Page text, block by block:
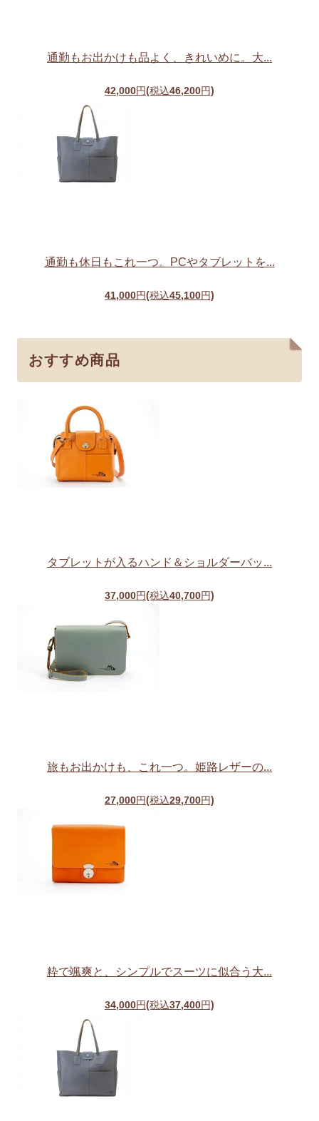
通勤もお出かけも品よく、きれいめに。大...
42,000円(税込46,200円)
通勤も休日もこれ一つ。PCやタブレットを...
41,000円(税込45,100円)
おすすめ商品
タブレットが入るハンド＆ショルダーバッ...
37,000円(税込40,700円)
旅もお出かけも、これ一つ。姫路レザーの...
27,000円(税込29,700円)
粋で颯爽と、シンプルでスーツに似合う大...
34,000円(税込37,400円)